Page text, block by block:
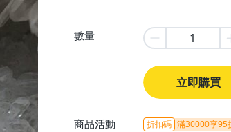
數量
立即購買
商品活動 折扣碼 滿30000享95